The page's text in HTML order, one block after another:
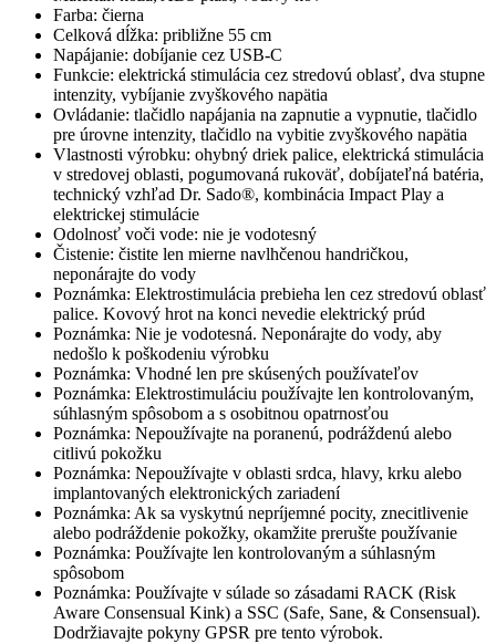
Farba: čierna
Celková dĺžka: približne 55 cm
Napájanie: dobíjanie cez USB-C
Funkcie: elektrická stimulácia cez stredovú oblasť, dva stupne
intenzity, vybíjanie zvyškového napätia
Ovládanie: tlačidlo napájania na zapnutie a vypnutie, tlačidlo
pre úrovne intenzity, tlačidlo na vybitie zvyškového napätia
Vlastnosti výrobku: ohybný driek palice, elektrická stimulácia
v stredovej oblasti, pogumovaná rukoväť, dobíjateľná batéria,
technický vzhľad Dr. Sado®, kombinácia Impact Play a
elektrickej stimulácie
Odolnosť voči vode: nie je vodotesný
Čistenie: čistite len mierne navlhčenou handričkou,
neponárajte do vody
Poznámka: Elektrostimulácia prebieha len cez stredovú oblasť
palice. Kovový hrot na konci nevedie elektrický prúd
Poznámka: Nie je vodotesná. Neponárajte do vody, aby
nedošlo k poškodeniu výrobku
Poznámka: Vhodné len pre skúsených používateľov
Poznámka: Elektrostimuláciu používajte len kontrolovaným,
súhlasným spôsobom a s osobitnou opatrnosťou
Poznámka: Nepoužívajte na poranenú, podráždenú alebo
citlivú pokožku
Poznámka: Nepoužívajte v oblasti srdca, hlavy, krku alebo
implantovaných elektronických zariadení
Poznámka: Ak sa vyskytnú nepríjemné pocity, znecitlivenie
alebo podráždenie pokožky, okamžite prerušte používanie
Poznámka: Používajte len kontrolovaným a súhlasným
spôsobom
Poznámka: Používajte v súlade so zásadami RACK (Risk
Aware Consensual Kink) a SSC (Safe, Sane, & Consensual).
Dodržiavajte pokyny GPSR pre tento výrobok.